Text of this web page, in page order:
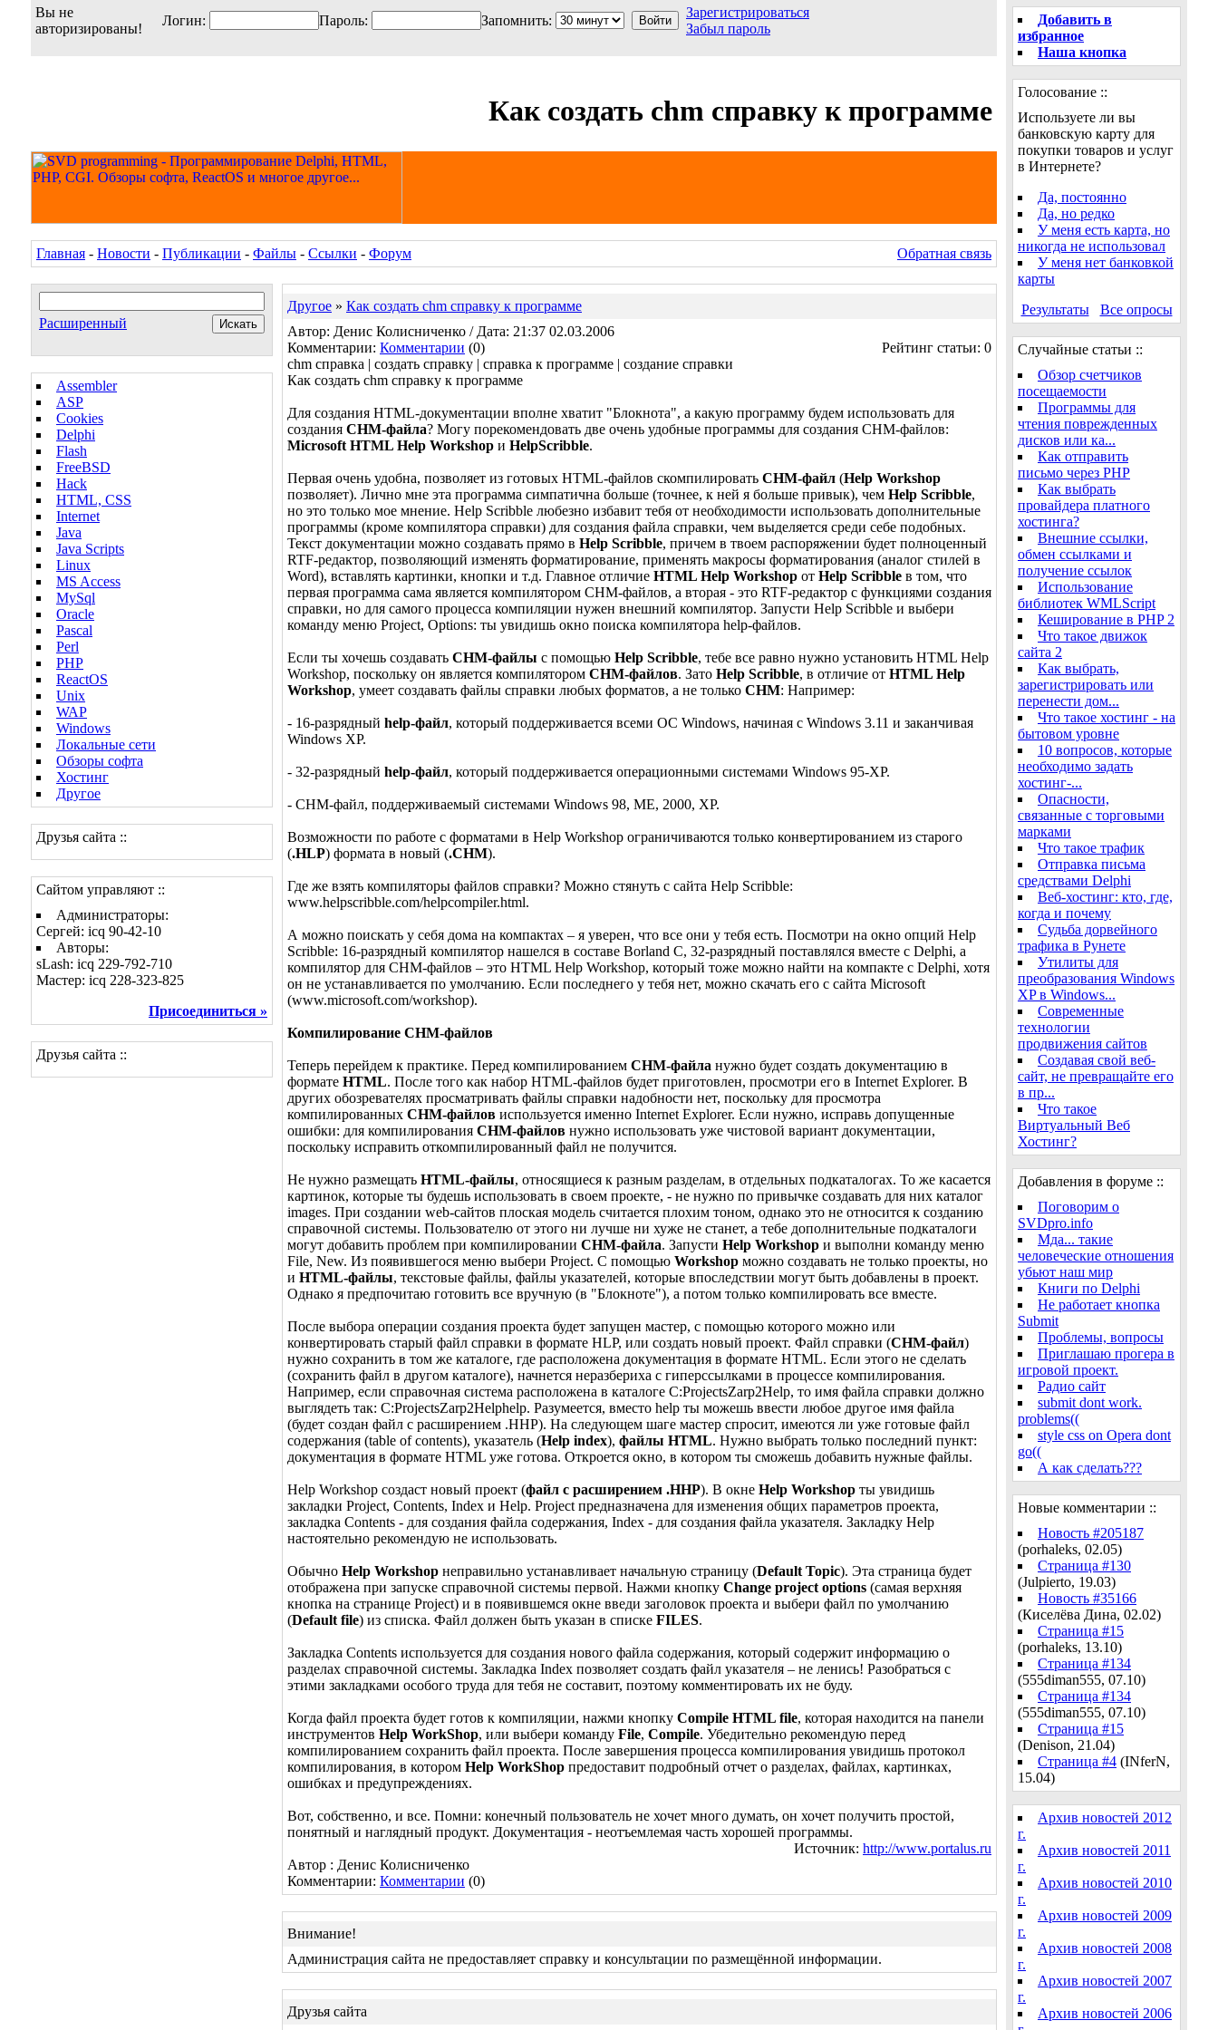
Вы не
авторизированы!
Логин: Пароль: Запомнить:
Зарегистрироваться
Забыл пароль
Как создать chm справку к программе
Главная - Новости - Публикации - Файлы - Ссылки - Форум Обратная связь
Расширенный
Assembler
ASP
Cookies
Delphi
Flash
FreeBSD
Hack
HTML, CSS
Internet
Java
Java Scripts
Linux
MS Access
MySql
Oracle
Pascal
Perl
PHP
ReactOS
Unix
WAP
Windows
Локальные сети
Обзоры софта
Хостинг
Другое
Друзья сайта ::
Сайтом управляют ::
Администраторы:
Сергей: icq 90-42-10
Авторы:
sLash: icq 229-792-710
Мастер: icq 228-323-825
Присоединиться »
Друзья сайта ::
Другое » Как создать chm справку к программе
Автор: Денис Колисниченко / Дата: 21:37 02.03.2006
Комментарии: Комментарии (0)
chm справка | создать справку | справка к программе | создание справки
Рейтинг статьи: 0
Как создать chm справку к программе
Для создания HTML-документации вполне хватит "Блокнота", а какую программу будем использовать для
создания CHM-файла? Могу порекомендовать две очень удобные программы для создания CHM-файлов:
Microsoft HTML Help Workshop и HelpScribble.
Первая очень удобна, позволяет из готовых HTML-файлов скомпилировать CHM-файл (Help Workshop
позволяет). Лично мне эта программа симпатична больше (точнее, к ней я больше привык), чем Help Scribble,
но это только мое мнение. Help Scribble любезно избавит тебя от необходимости использовать дополнительные
программы (кроме компилятора справки) для создания файла справки, чем выделяется среди себе подобных.
Текст документации можно создавать прямо в Help Scribble, причем в твоем распоряжении будет полноценный
RTF-редактор, позволяющий изменять форматирование, применять макросы форматирования (аналог стилей в
Word), вставлять картинки, кнопки и т.д. Главное отличие HTML Help Workshop от Help Scribble в том, что
первая программа сама является компилятором CHM-файлов, а вторая - это RTF-редактор с функциями создания
справки, но для самого процесса компиляции нужен внешний компилятор. Запусти Help Scribble и выбери
команду меню Project, Options: ты увидишь окно поиска компилятора help-файлов.
Если ты хочешь создавать CHM-файлы с помощью Help Scribble, тебе все равно нужно установить HTML Help
Workshop, поскольку он является компилятором CHM-файлов. Зато Help Scribble, в отличие от HTML Help
Workshop, умеет создавать файлы справки любых форматов, а не только CHM: Например:
- 16-разрядный help-файл, который поддерживается всеми ОС Windows, начиная с Windows 3.11 и заканчивая
Windows XP.
- 32-разрядный help-файл, который поддерживается операционными системами Windows 95-XP.
- CHM-файл, поддерживаемый системами Windows 98, ME, 2000, XP.
Возможности по работе с форматами в Help Workshop ограничиваются только конвертированием из старого
(.HLP) формата в новый (.CHM).
Где же взять компиляторы файлов справки? Можно стянуть с сайта Help Scribble:
www.helpscribble.com/helpcompiler.html.
А можно поискать у себя дома на компактах – я уверен, что все они у тебя есть. Посмотри на окно опций Help
Scribble: 16-разрядный компилятор нашелся в составе Borland C, 32-разрядный поставлялся вместе с Delphi, а
компилятор для CHM-файлов – это HTML Help Workshop, который тоже можно найти на компакте с Delphi, хотя
он не устанавливается по умолчанию. Если последнего у тебя нет, можно скачать его с сайта Microsoft
(www.microsoft.com/workshop).
Компилирование CHM-файлов
Теперь перейдем к практике. Перед компилированием CHM-файла нужно будет создать документацию в
формате HTML. После того как набор HTML-файлов будет приготовлен, просмотри его в Internet Explorer. В
других обозревателях просматривать файлы справки надобности нет, поскольку для просмотра
компилированных CHM-файлов используется именно Internet Explorer. Если нужно, исправь допущенные
ошибки: для компилирования CHM-файлов нужно использовать уже чистовой вариант документации,
поскольку исправить откомпилированный файл не получится.
Не нужно размещать HTML-файлы, относящиеся к разным разделам, в отдельных подкаталогах. То же касается
картинок, которые ты будешь использовать в своем проекте, - не нужно по привычке создавать для них каталог
images. При создании web-сайтов плоская модель считается плохим тоном, однако это не относится к созданию
справочной системы. Пользователю от этого ни лучше ни хуже не станет, а тебе дополнительные подкаталоги
могут добавить проблем при компилировании CHM-файла. Запусти Help Workshop и выполни команду меню
File, New. Из появившегося меню выбери Project. С помощью Workshop можно создавать не только проекты, но
и HTML-файлы, текстовые файлы, файлы указателей, которые впоследствии могут быть добавлены в проект.
Однако я предпочитаю готовить все вручную (в "Блокноте"), а потом только компилировать все вместе.
После выбора операции создания проекта будет запущен мастер, с помощью которого можно или
конвертировать старый файл справки в формате HLP, или создать новый проект. Файл справки (CHM-файл)
нужно сохранить в том же каталоге, где расположена документация в формате HTML. Если этого не сделать
(сохранить файл в другом каталоге), начнется неразбериха с гиперссылками в процессе компилирования.
Например, если справочная система расположена в каталоге C:ProjectsZarp2Help, то имя файла справки должно
выглядеть так: C:ProjectsZarp2Helphelp. Разумеется, вместо help ты можешь ввести любое другое имя файла
(будет создан файл с расширением .HHP). На следующем шаге мастер спросит, имеются ли уже готовые файл
содержания (table of contents), указатель (Help index), файлы HTML. Нужно выбрать только последний пункт:
документация в формате HTML уже готова. Откроется окно, в котором ты сможешь добавить нужные файлы.
Help Workshop создаст новый проект (файл с расширением .HHP). В окне Help Workshop ты увидишь
закладки Project, Contents, Index и Help. Project предназначена для изменения общих параметров проекта,
закладка Contents - для создания файла содержания, Index - для создания файла указателя. Закладку Help
настоятельно рекомендую не использовать.
Обычно Help Workshop неправильно устанавливает начальную страницу (Default Topic). Эта страница будет
отображена при запуске справочной системы первой. Нажми кнопку Change project options (самая верхняя
кнопка на странице Project) и в появившемся окне введи заголовок проекта и выбери файл по умолчанию
(Default file) из списка. Файл должен быть указан в списке FILES.
Закладка Contents используется для создания нового файла содержания, который содержит информацию о
разделах справочной системы. Закладка Index позволяет создать файл указателя – не ленись! Разобраться с
этими закладками особого труда для тебя не составит, поэтому комментировать их не буду.
Когда файл проекта будет готов к компиляции, нажми кнопку Compile HTML file, которая находится на панели
инструментов Help WorkShop, или выбери команду File, Compile. Убедительно рекомендую перед
компилированием сохранить файл проекта. После завершения процесса компилирования увидишь протокол
компилирования, в котором Help WorkShop предоставит подробный отчет о разделах, файлах, картинках,
ошибках и предупреждениях.
Вот, собственно, и все. Помни: конечный пользователь не хочет много думать, он хочет получить простой,
понятный и наглядный продукт. Документация - неотъемлемая часть хорошей программы.
Источник: http://www.portalus.ru
Автор : Денис Колисниченко
Комментарии: Комментарии (0)
Внимание!
Администрация сайта не предоставляет справку и консультации по размещённой информации.
Друзья сайта
Добавить в
избранное
Наша кнопка
Голосование ::
Используете ли вы
банковскую карту для
покупки товаров и услуг
в Интернете?
Да, постоянно
Да, но редко
У меня есть карта, но
никогда не использовал
У меня нет банковкой
карты
Результаты
Все опросы
Случайные статьи ::
Обзор счетчиков
посещаемости
Программы для
чтения поврежденных
дисков или ка...
Как отправить
письмо через PHP
Как выбрать
провайдера платного
хостинга?
Внешние ссылки,
обмен ссылками и
получение ссылок
Использование
библиотек WMLScript
Кеширование в PHP 2
Что такое движок
сайта 2
Как выбрать,
зарегистрировать или
перенести дом...
Что такое хостинг - на
бытовом уровне
10 вопросов, которые
необходимо задать
хостинг-...
Опасности,
связанные с торговыми
марками
Что такое трафик
Отправка письма
средствами Delphi
Веб-хостинг: кто, где,
когда и почему
Судьба дорвейного
трафика в Рунете
Утилиты для
преобразования Windows
XP в Windows...
Современные
технологии
продвижения сайтов
Создавая свой веб-
сайт, не превращайте его
в пр...
Что такое
Виртуальный Веб
Хостинг?
Добавления в форуме ::
Поговорим о
SVDpro.info
Мда... такие
человеческие отношения
убьют наш мир
Книги по Delphi
Не работает кнопка
Submit
Проблемы, вопросы
Приглашаю прогера в
игровой проект.
Радио сайт
submit dont work.
problems((
style css on Opera dont
go((
А как сделать???
Новые комментарии ::
Новость #205187
(porhaleks, 02.05)
Страница #130
(Julpierto, 19.03)
Новость #35166
(Киселёва Дина, 02.02)
Страница #15
(porhaleks, 13.10)
Страница #134
(555diman555, 07.10)
Страница #134
(555diman555, 07.10)
Страница #15
(Denison, 21.04)
Страница #4 (INferN,
15.04)
Архив новостей 2012
г.
Архив новостей 2011
г.
Архив новостей 2010
г.
Архив новостей 2009
г.
Архив новостей 2008
г.
Архив новостей 2007
г.
Архив новостей 2006